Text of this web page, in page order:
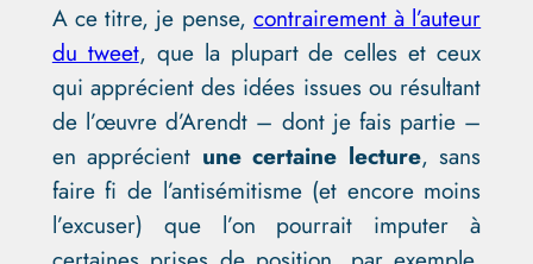
A ce titre, je pense, contrairement à l’auteur
du tweet, que la plupart de celles et ceux
qui apprécient des idées issues ou résultant
de l’œuvre d’Arendt – dont je fais partie –
en apprécient une certaine lecture, sans
faire fi de l’antisémitisme (et encore moins
l’excuser) que l’on pourrait imputer à